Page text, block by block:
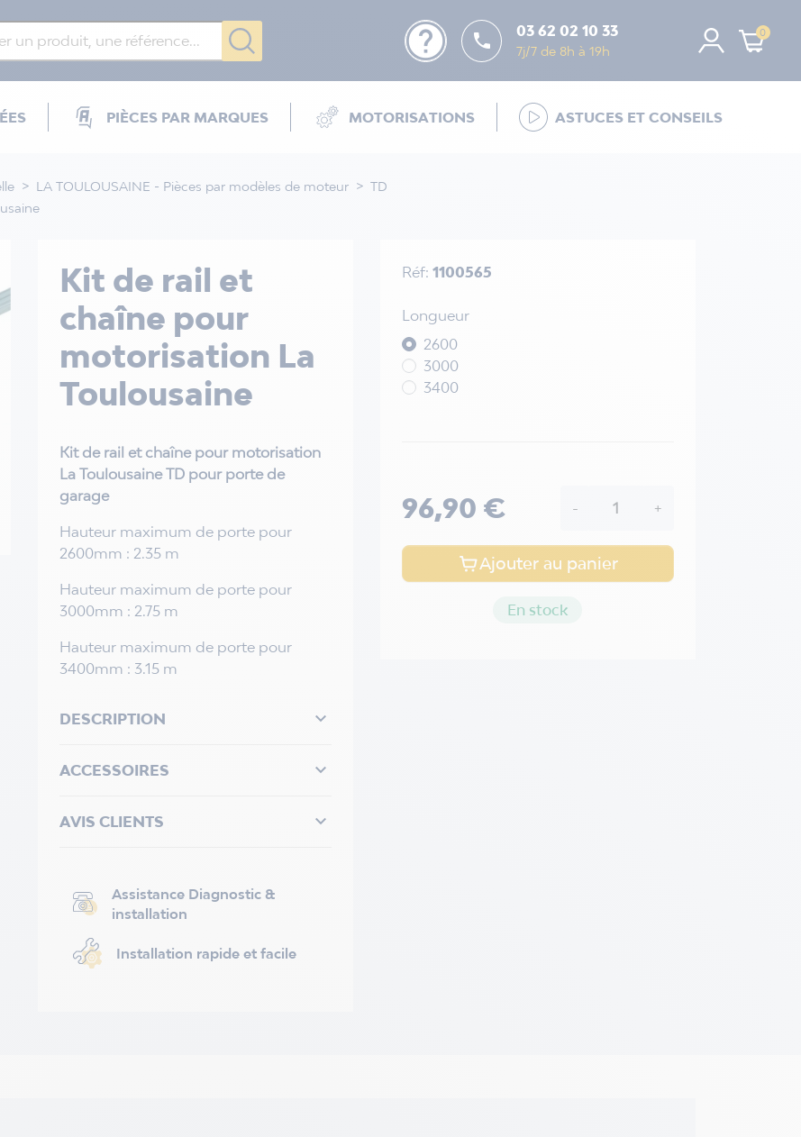
help  03 62 02 10 33
7j/7 de 8h à 19h
0
PIÈCES PAR MARQUES MOTORISATIONS ASTUCES ET CONSEILS
LA TOULOUSAINE - Pièces par modèles de moteur
TD
Kit de rail et
chaîne pour
motorisation La
Toulousaine
Kit de rail et chaîne pour motorisation
La Toulousaine TD pour porte de
garage
Hauteur maximum de porte pour
2600mm : 2.35 m
Hauteur maximum de porte pour
3000mm : 2.75 m
Hauteur maximum de porte pour
3400mm : 3.15 m
DESCRIPTION 
ACCESSOIRES 
AVIS CLIENTS 
Assistance Diagnostic &
installation
Installation rapide et facile
Réf: 1100565
Longueur
2600
3000
3400
96,90 € - +
Ajouter au panier
En stock